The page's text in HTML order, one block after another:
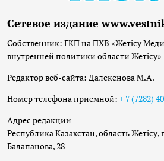
Сетевое издание
Собственник: ГКП на ПХВ «Жетісу
внутренней политики области Жетісу»
Редактор веб-сайта: Далекенова М.А.
Номер телефона приёмной: + 7 (7282)
Адрес редакции
Республика Казахстан, область Жетісу,
Балапанова, 28